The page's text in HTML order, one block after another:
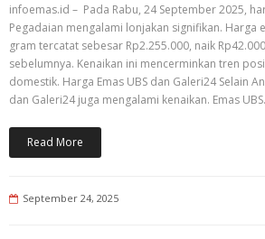
infoemas.id – Pada Rabu, 24 September 2025,
Pegadaian mengalami lonjakan signifikan. Harga
gram tercatat sebesar Rp2.255.000, naik
sebelumnya. Kenaikan ini mencerminkan tren
domestik. Harga Emas UBS dan Galeri24 Selain
dan Galeri24 juga mengalami kenaikan. Emas
Read More
September 24, 2025